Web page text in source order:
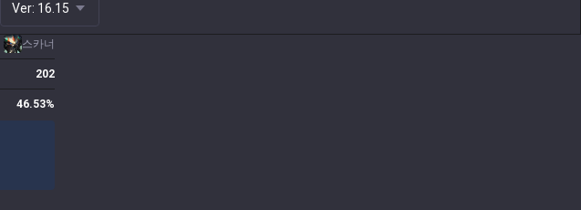
Ver: 16.15
스카너
202
46.53%